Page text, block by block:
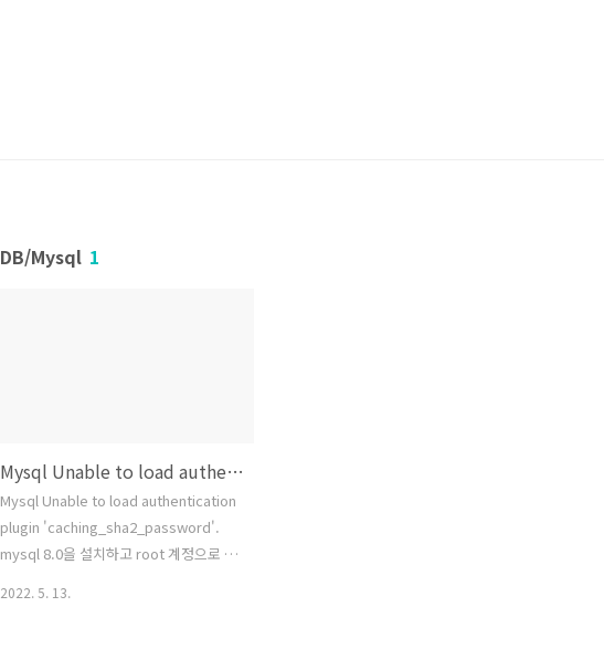
DB/Mysql 1
Mysql Unable to load authentication plugin 'caching_sha2_password'.
Mysql Unable to load authentication
plugin 'caching_sha2_password'.
mysql 8.0을 설치하고 root 계정으로 접
2022. 5. 13.